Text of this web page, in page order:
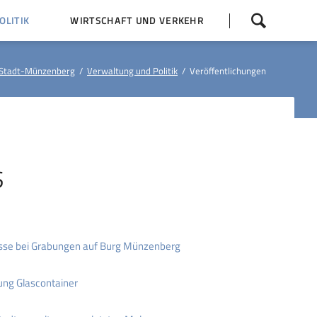
überspringen
WIRTSCHAFT UND VERKEHR
Münzenberg Verwaltung und Politik Veröffentlichungen
bei Grabungen auf Burg Münzenberg
Glascontainer